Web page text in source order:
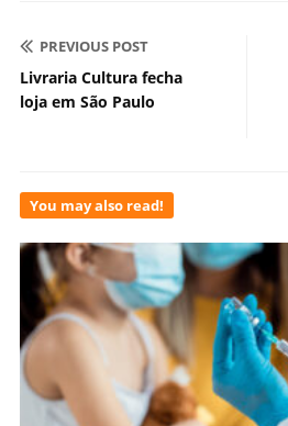
PREVIOUS POST
Livraria Cultura fecha
loja em São Paulo
You may also read!